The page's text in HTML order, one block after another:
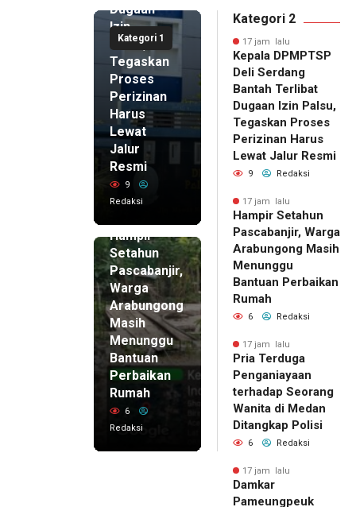
Kategori 1
Dugaan
Izin
Palsu,
Tegaskan
Proses
Perizinan
Harus
Lewat
Jalur
Resmi
9
Redaksi
Hampir
Setahun
Pascabanjir,
Warga
Arabungong
Masih
Menunggu
Bantuan
Perbaikan
Rumah
6
Redaksi
Kategori 2
17 jam lalu
Kepala DPMPTSP
Deli Serdang
Bantah Terlibat
Dugaan Izin Palsu,
Tegaskan Proses
Perizinan Harus
Lewat Jalur Resmi
9 Redaksi
17 jam lalu
Hampir Setahun
Pascabanjir, Warga
Arabungong Masih
Menunggu
Bantuan Perbaikan
Rumah
6 Redaksi
17 jam lalu
Pria Terduga
Penganiayaan
terhadap Seorang
Wanita di Medan
Ditangkap Polisi
6 Redaksi
17 jam lalu
Damkar
Pameungpeuk